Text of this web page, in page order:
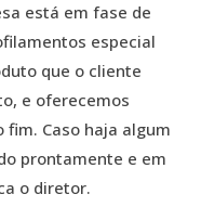
está em fase de
especial
que o cliente
e oferecemos
Caso haja algum
prontamente e em
o diretor.